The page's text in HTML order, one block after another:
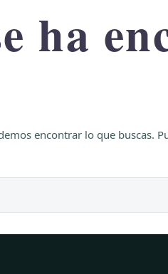
ha
encontrar lo que buscas.